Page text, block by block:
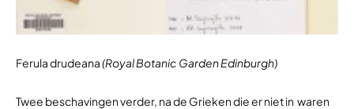
Ferula drudeana(Royal Botanic Garden Edinburgh)
Twee beschavingen verder, na de Grieken die er niet in waren